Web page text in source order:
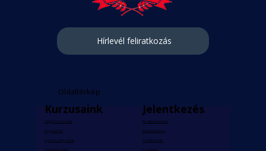
Hírlevél feliratkozás
Oldaltérkép
Kurzusaink
Csoportos kurzusok
Magánórák
Gyerektanfolyamok
Céges képzések
Jelentkezés
Kezdési dátumok
Jelentkezési lap
Szintfelmérők
Tanmenet